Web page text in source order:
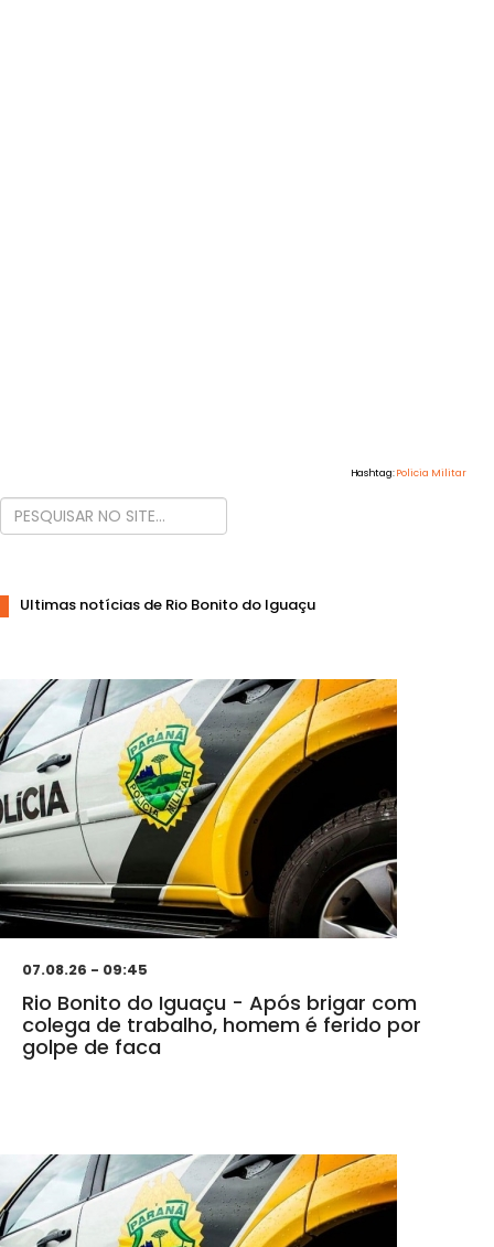
Hashtag:Policia Militar
Ultimas notícias de Rio Bonito do Iguaçu
07.08.26 - 09:45
Rio Bonito do Iguaçu - Após brigar com
colega de trabalho, homem é ferido por
golpe de faca